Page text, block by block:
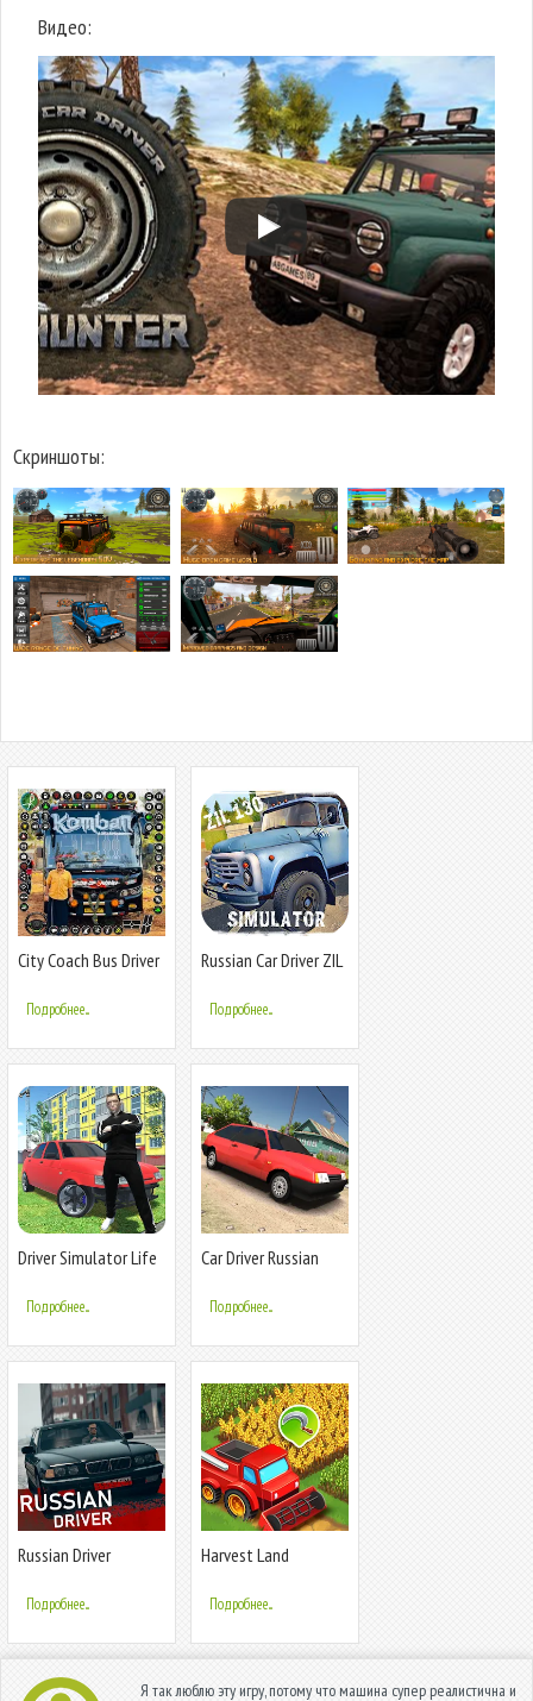
Видео:
Скриншоты:
City Coach Bus Driver
Подробнее...
Russian Car Driver ZIL
Подробнее...
Driver Simulator Life
Подробнее...
Car Driver Russian
Подробнее...
Russian Driver
Подробнее...
Harvest Land
Подробнее...
Я так люблю эту игру, потому что машина супер реалистична и